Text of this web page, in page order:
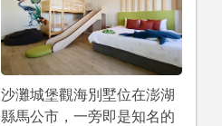
沙灘城堡觀海別墅位在澎湖
縣馬公市，一旁即是知名的